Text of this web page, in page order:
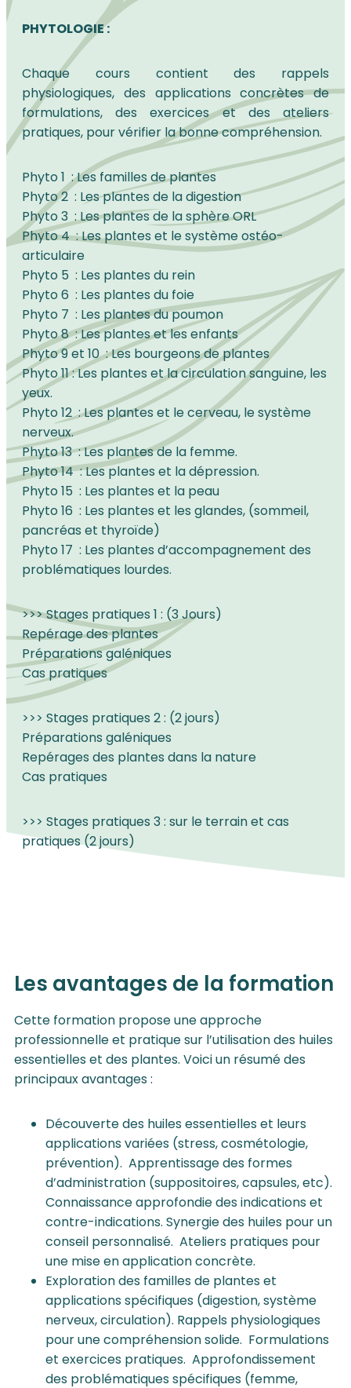
PHYTOLOGIE :
Chaque cours contient des rappels
physiologiques, des applications concrètes de
formulations, des exercices et des ateliers
pratiques, pour vérifier la bonne compréhension.
Phyto 1 : Les familles de plantes
Phyto 2 : Les plantes de la digestion
Phyto 3 : Les plantes de la sphère ORL
Phyto 4 : Les plantes et le système ostéo-
articulaire
Phyto 5 : Les plantes du rein
Phyto 6 : Les plantes du foie
Phyto 7 : Les plantes du poumon
Phyto 8 : Les plantes et les enfants
Phyto 9 et 10 : Les bourgeons de plantes
Phyto 11 : Les plantes et la circulation sanguine, les
yeux.
Phyto 12 : Les plantes et le cerveau, le système
nerveux.
Phyto 13 : Les plantes de la femme.
Phyto 14 : Les plantes et la dépression.
Phyto 15 : Les plantes et la peau
Phyto 16 : Les plantes et les glandes, (sommeil,
pancréas et thyroïde)
Phyto 17 : Les plantes d’accompagnement des
problématiques lourdes.
>>> Stages pratiques 1 : (3 Jours)
Repérage des plantes
Préparations galéniques
Cas pratiques
>>> Stages pratiques 2 : (2 jours)
Préparations galéniques
Repérages des plantes dans la nature
Cas pratiques
>>> Stages pratiques 3 : sur le terrain et cas
pratiques (2 jours)
Les avantages de la formation
Cette formation propose une approche
professionnelle et pratique sur l’utilisation des huiles
essentielles et des plantes. Voici un résumé des
principaux avantages :
Découverte des huiles essentielles et leurs
applications variées (stress, cosmétologie,
prévention). Apprentissage des formes
d’administration (suppositoires, capsules, etc).
Connaissance approfondie des indications et
contre-indications. Synergie des huiles pour un
conseil personnalisé. Ateliers pratiques pour
une mise en application concrète.
Exploration des familles de plantes et
applications spécifiques (digestion, système
nerveux, circulation). Rappels physiologiques
pour une compréhension solide. Formulations
et exercices pratiques. Approfondissement
des problématiques spécifiques (femme,